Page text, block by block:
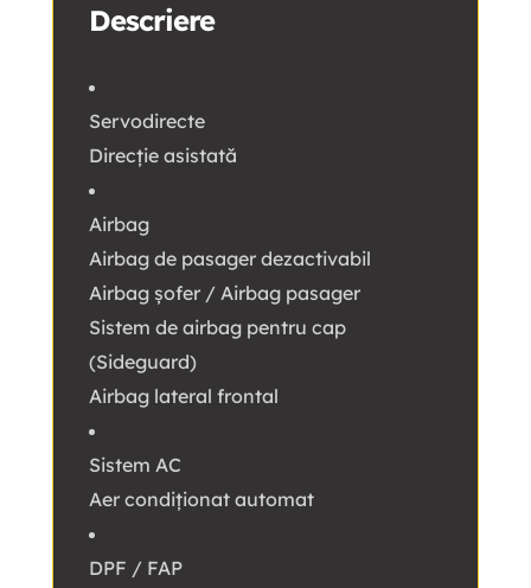
Descriere
Servodirecte
Direcție asistată
Airbag
Airbag de pasager dezactivabil
Airbag șofer / Airbag pasager
Sistem de airbag pentru cap
(Sideguard)
Airbag lateral frontal
Sistem AC
Aer condiționat automat
DPF / FAP